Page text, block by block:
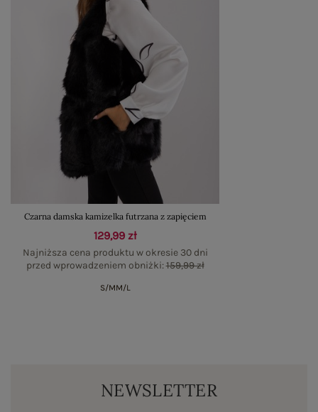
Czarna damska kamizelka futrzana z zapięciem
129,99 zł
Najniższa cena produktu w okresie 30 dni
przed wprowadzeniem obniżki:159,99 zł
S/MM/L
NEWSLETTER